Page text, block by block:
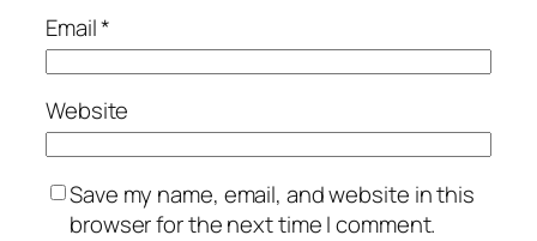
Email*
Website
Save my name, email, and website in this
browser for the next time I comment.